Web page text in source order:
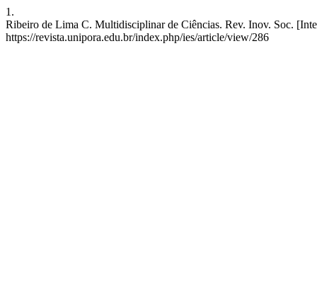
1.
Ribeiro de Lima C. Multidisciplinar de Ciências. Rev. Inov. Soc.
https://revista.unipora.edu.br/index.php/ies/article/view/286